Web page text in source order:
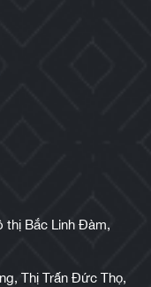
thị Bắc Linh Đàm,
Thị Trấn Đức Thọ,